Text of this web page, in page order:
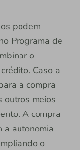
podem
Programa de
o
Caso a
a compra
outros meios
A compra
a autonomia
o